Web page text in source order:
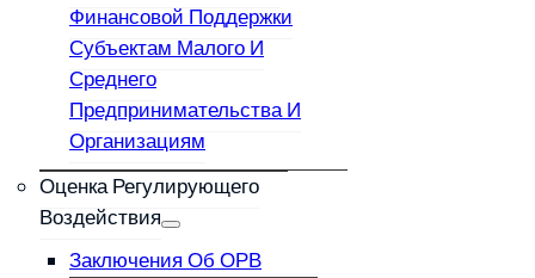
Финансовой Поддержки
Субъектам Малого И
Среднего
Предпринимательства И
Организациям
Оценка Регулирующего
Воздействия
Заключения Об ОРВ